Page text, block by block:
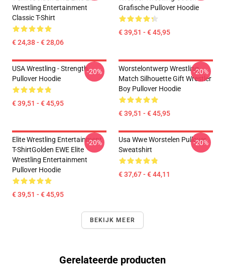
Wrestling Entertainment
Classic T-Shirt
€ 24,38 - € 28,06
Grafische Pullover Hoodie
€ 39,51 - € 45,95
USA Wrestling - Strength
Pullover Hoodie
€ 39,51 - € 45,95
-20%
Worstelontwerp Wrestling
Match Silhouette Gift Wrestler
Boy Pullover Hoodie
€ 39,51 - € 45,95
-20%
Elite Wrestling Entertainment
T-ShirtGolden EWE Elite
Wrestling Entertainment
Pullover Hoodie
€ 39,51 - € 45,95
-20%
Usa Wwe Worstelen Pullover
Sweatshirt
€ 37,67 - € 44,11
-20%
BEKIJK MEER
Gerelateerde producten